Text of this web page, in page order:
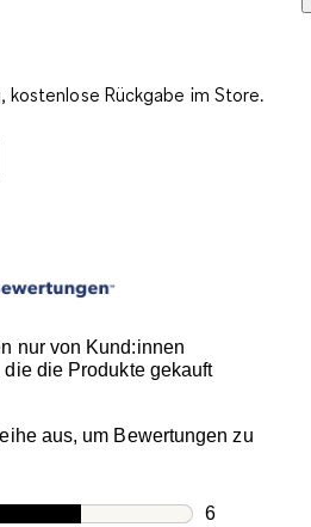
kostenlose Rückgabe im Store.
nur von Kund:innen
die Produkte gekauft
aus, um Bewertungen zu
6